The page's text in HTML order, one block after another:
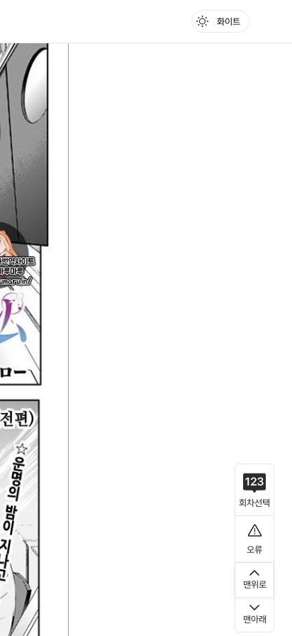
회차선택
오류
맨위로
맨아래